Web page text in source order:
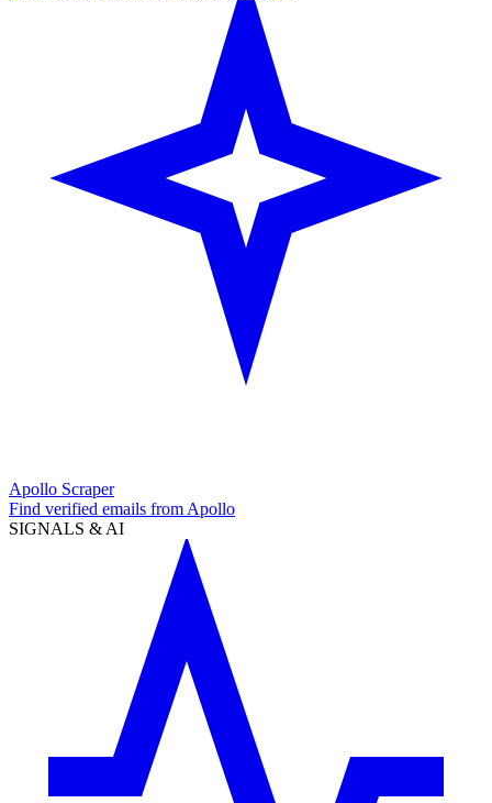
Apollo Scraper
Find verified emails from Apollo
SIGNALS & AI